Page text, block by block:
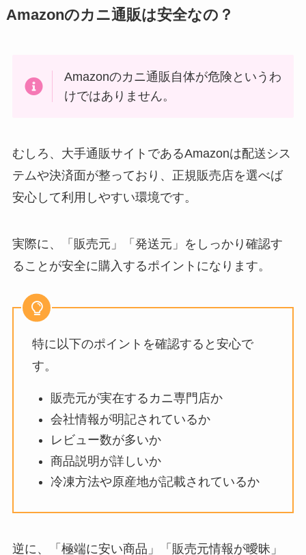
Amazonのカニ通販は安全なの？
Amazonのカニ通販自体が危険というわ
けではありません。
むしろ、大手通販サイトであるAmazonは配送シス
テムや決済面が整っており、正規販売店を選べば
安心して利用しやすい環境です。
実際に、「販売元」「発送元」をしっかり確認す
ることが安全に購入するポイントになります。
特に以下のポイントを確認すると安心で
す。
販売元が実在するカニ専門店か
会社情報が明記されているか
レビュー数が多いか
商品説明が詳しいか
冷凍方法や原産地が記載されているか
逆に、「極端に安い商品」「販売元情報が曖昧」